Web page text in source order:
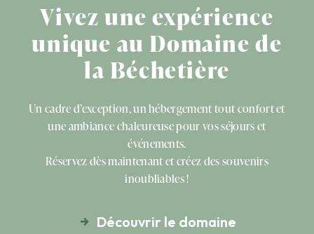
Vivez une expérience
unique au Domaine de
la Béchetière
Un cadre d’exception, un hébergement tout confort et
une ambiance chaleureuse pour vos séjours et
événements.
Réservez dès maintenant et créez des souvenirs
inoubliables !
Découvrir le domaine